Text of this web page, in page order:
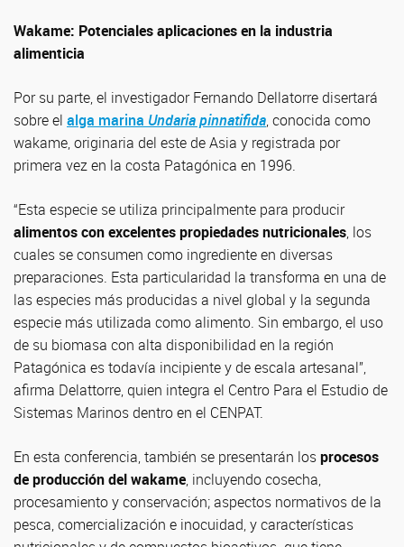
Wakame: Potenciales aplicaciones en la industria
alimenticia
Por su parte, el investigador Fernando Dellatorre disertará
sobre el alga marina Undaria pinnatifida, conocida como
wakame, originaria del este de Asia y registrada por
primera vez en la costa Patagónica en 1996.
“Esta especie se utiliza principalmente para producir
alimentos con excelentes propiedades nutricionales, los
cuales se consumen como ingrediente en diversas
preparaciones. Esta particularidad la transforma en una de
las especies más producidas a nivel global y la segunda
especie más utilizada como alimento. Sin embargo, el uso
de su biomasa con alta disponibilidad en la región
Patagónica es todavía incipiente y de escala artesanal”,
afirma Delattorre, quien integra el Centro Para el Estudio de
Sistemas Marinos dentro en el CENPAT.
En esta conferencia, también se presentarán losprocesos
de producción del wakame, incluyendo cosecha,
procesamiento y conservación; aspectos normativos de la
pesca, comercialización e inocuidad, y características